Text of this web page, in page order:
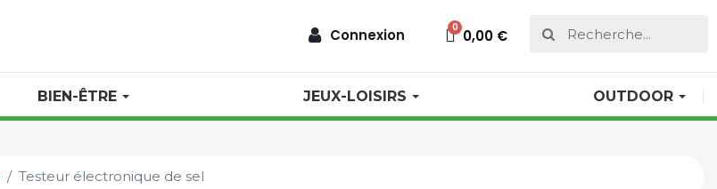
Connexion 0,00 €
BIEN-ÊTRE JEUX-LOISIRS OUTDOOR
Testeur électronique de sel